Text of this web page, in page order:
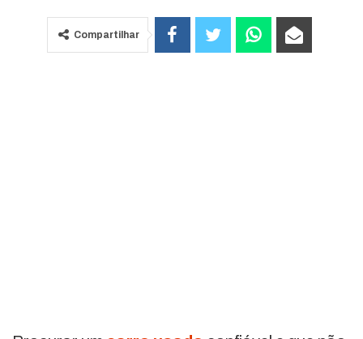
Compartilhar